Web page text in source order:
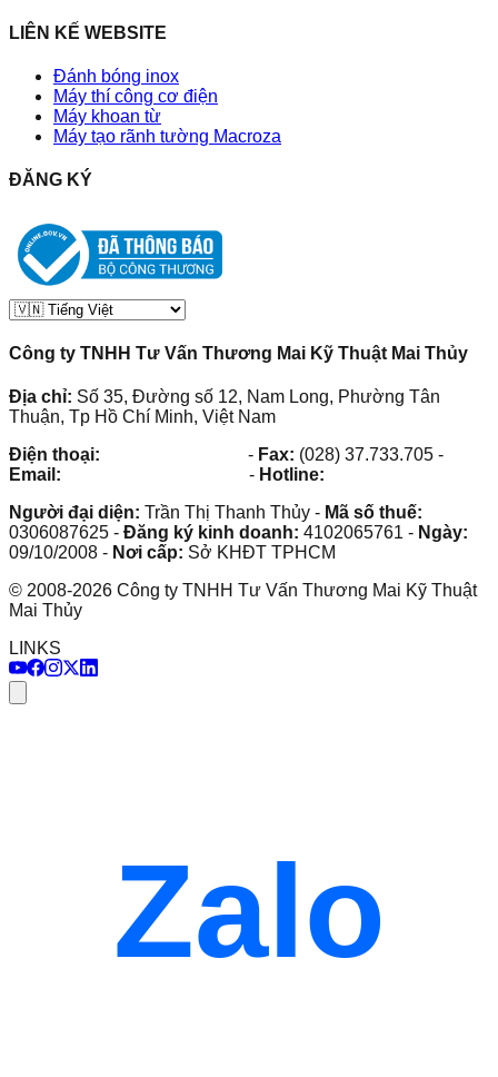
LIÊN KẾ WEBSITE
Đánh bóng inox
Máy thí công cơ điện
Máy khoan từ
Máy tạo rãnh tường Macroza
ĐĂNG KÝ
Công ty TNHH Tư Vấn Thương Mai Kỹ Thuật Mai Thủy
Địa chỉ: Số 35, Đường số 12, Nam Long, Phường Tân
Thuận, Tp Hồ Chí Minh, Việt Nam
Điện thoại:
- Fax: (028) 37.733.705 -
Email:
- Hotline:
Người đại diện: Trần Thị Thanh Thủy - Mã số thuế:
0306087625 - Đăng ký kinh doanh: 4102065761 - Ngày:
09/10/2008 - Nơi cấp: Sở KHĐT TPHCM
© 2008-2026 Công ty TNHH Tư Vấn Thương Mai Kỹ Thuật
Mai Thủy
LINKS
Zalo